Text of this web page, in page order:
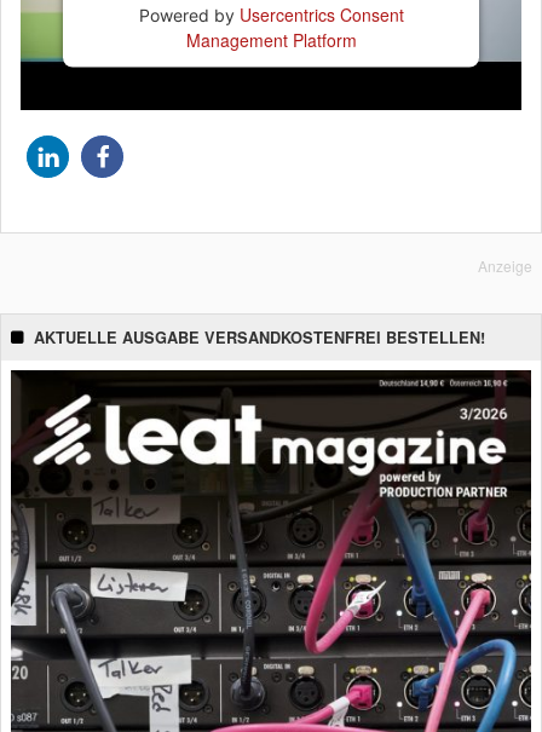
Powered by Usercentrics Consent
Management Platform
Anzeige
AKTUELLE AUSGABE VERSANDKOSTENFREI BESTELLEN!